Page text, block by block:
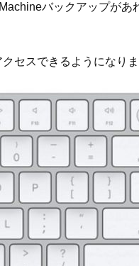
バックアップがあ
セスできるようになり